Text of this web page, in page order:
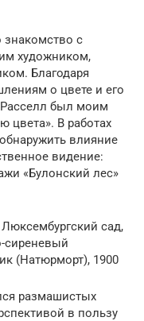
с
художником,
Благодаря
о цвете и его
был моим
цвета». В работах
влияние
видение:
«Булонский лес»
сад,
сиреневый
(Натюрморт), 1900
размашистых
в пользу